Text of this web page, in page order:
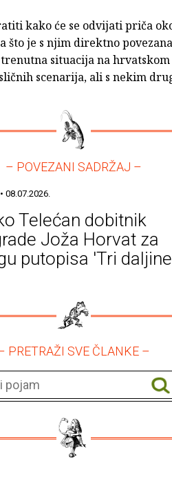
kako će se odvijati priča
što je s njim direktno
trenutna situacija na
scenarija, ali s nekim
– POVEZANI SADRŽAJ –
08.07.2026.
Telećan dobitnik
Joža Horvat za
putopisa 'Tri
PRETRAŽI SVE ČLANKE –